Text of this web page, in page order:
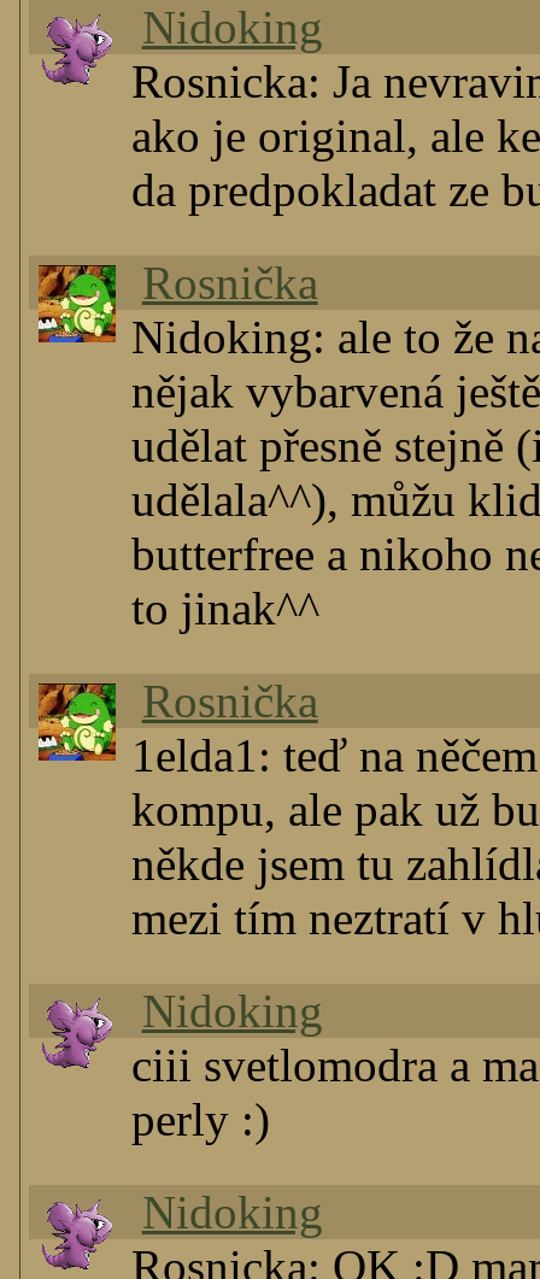
Nidoking
Rosnicka: Ja
ako je original, ale
da predpokladat ze
Rosnička
Nidoking: ale to že
nějak vybarvená
udělat přesně stejně
udělala^^), můžu
butterfree a nikoho
to jinak^^
Rosnička
1elda1: teď na
kompu, ale pak už
někde jsem tu
mezi tím neztratí v
Nidoking
ciii svetlomodra a
perly :)
Nidoking
Rosnicka: OK :D